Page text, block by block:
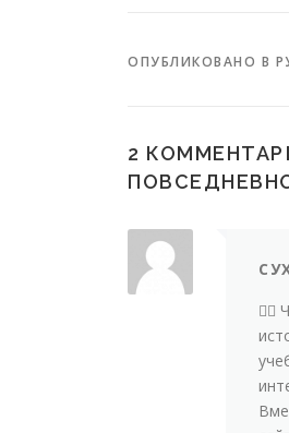
ОПУБЛИКОВАНО В
2
🤦‍♀️